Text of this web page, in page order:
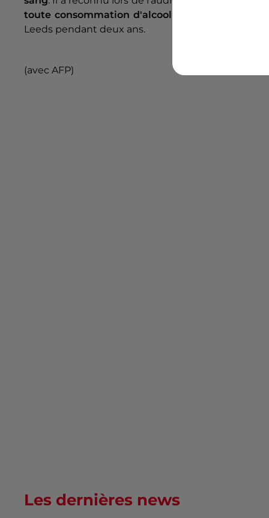
toute consommation d'alcool . Le retraité a par
Leeds pendant deux ans.
(avec AFP)
Les dernières news